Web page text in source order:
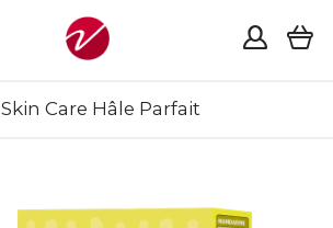
Skin Care Hâle Parfait